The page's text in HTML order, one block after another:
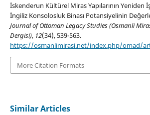
İskenderun Kültürel Miras Yapılarının Yeniden
İngiliz Konsolosluk Binası Potansiyelinin
Journal of Ottoman Legacy Studies (Osmanli
Dergisi), 12(34), 539-563.
https://osmanlimirasi.net/index.php/omad/
More Citation Formats
Similar Articles